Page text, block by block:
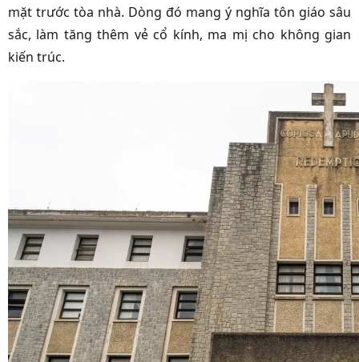
mặt trước tòa nhà. Dòng đó mang ý nghĩa tôn giáo sâu
sắc, làm tăng thêm vẻ cổ kính, ma mị cho không gian
kiến trúc.